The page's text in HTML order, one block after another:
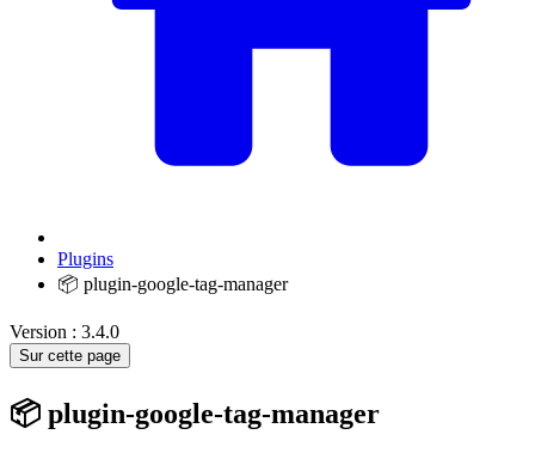
Plugins
📦 plugin-google-tag-manager
Version : 3.4.0
Sur cette page
📦 plugin-google-tag-manager